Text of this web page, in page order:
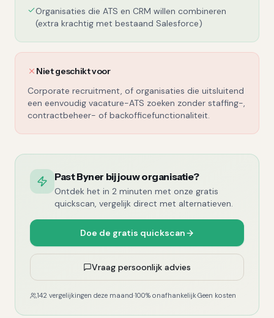
Organisaties die ATS en CRM willen combineren
(extra krachtig met bestaand Salesforce)
Niet geschikt voor
Corporate recruitment, of organisaties die uitsluitend
een eenvoudig vacature-ATS zoeken zonder staffing-,
contractbeheer- of backofficefunctionaliteit.
Past Byner bij jouw organisatie?
Ontdek het in 2 minuten met onze gratis
quickscan, vergelijk direct met alternatieven.
Doe de gratis quickscan
Vraag persoonlijk advies
142 vergelijkingen deze maand·100% onafhankelijk·Geen kosten